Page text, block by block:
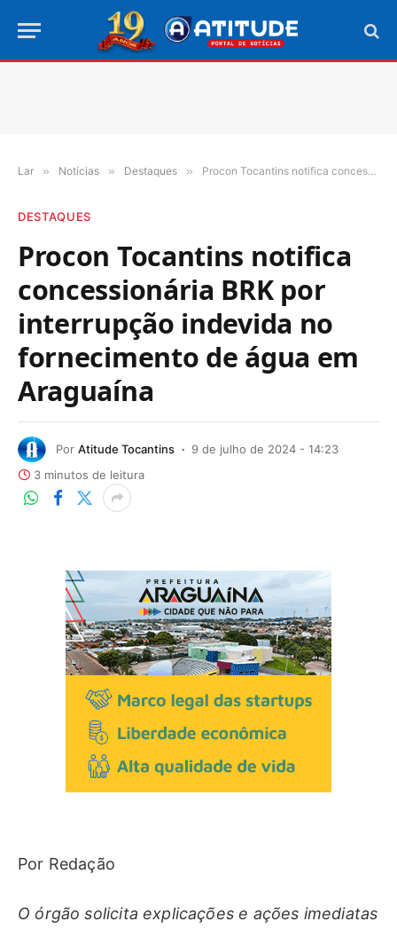
Lar » Notícias » Destaques » Procon Tocantins notifica concessionária BRK por interrupção indevida no fornecimento de água em Araguaína
DESTAQUES
Procon Tocantins notifica
concessionária BRK por
interrupção indevida no
fornecimento de água em
Araguaína
Por Atitude Tocantins
9 de julho de 2024 - 14:23
3 minutos de leitura
Por Redação
O órgão solicita explicações e ações imediatas